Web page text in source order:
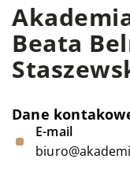
Beata
Dane
E-mail